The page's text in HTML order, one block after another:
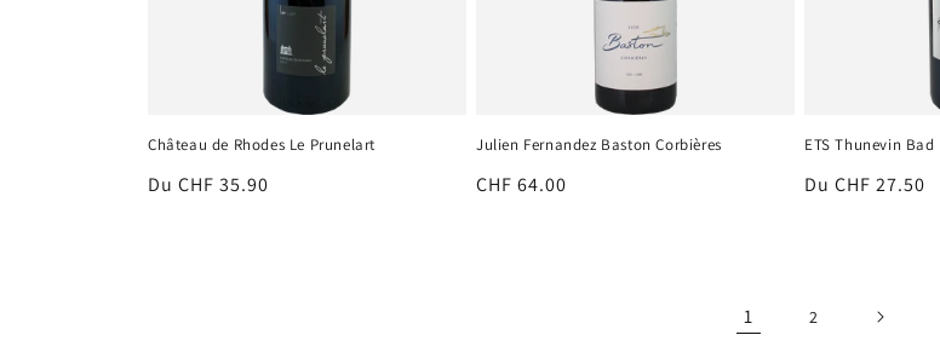
Château de Rhodes Le Prunelart
Prix
Du CHF 35.90
Julien Fernandez Baston Corbières
Prix
CHF 64.00
ETS Thunevin
Prix
Du CHF 27.50
1 2